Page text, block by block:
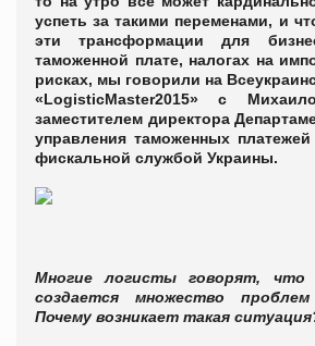
успеть за такими переменами, и
эти трансформации для
таможенной плате, налогах на
рисках, мы говорили на
«LogisticMaster2015» c
заместителем директора
управления таможенных платежей
фискальной службой Украины.
Многие логисты говорят, что
создается множество
Почему возникает такая